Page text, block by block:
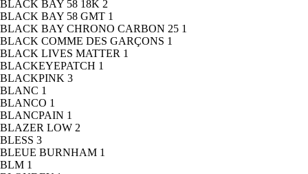
BLACK BAY 58 18K 2
BLACK BAY 58 GMT 1
BLACK BAY CHRONO CARBON 25 1
BLACK COMME DES GARÇONS 1
BLACK LIVES MATTER 1
BLACKEYEPATCH 1
BLACKPINK 3
BLANC 1
BLANCO 1
BLANCPAIN 1
BLAZER LOW 2
BLESS 3
BLEUE BURNHAM 1
BLM 1